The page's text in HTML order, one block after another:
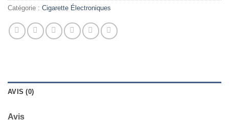
Catégorie : Cigarette Électroniques
AVIS (0)
Avis